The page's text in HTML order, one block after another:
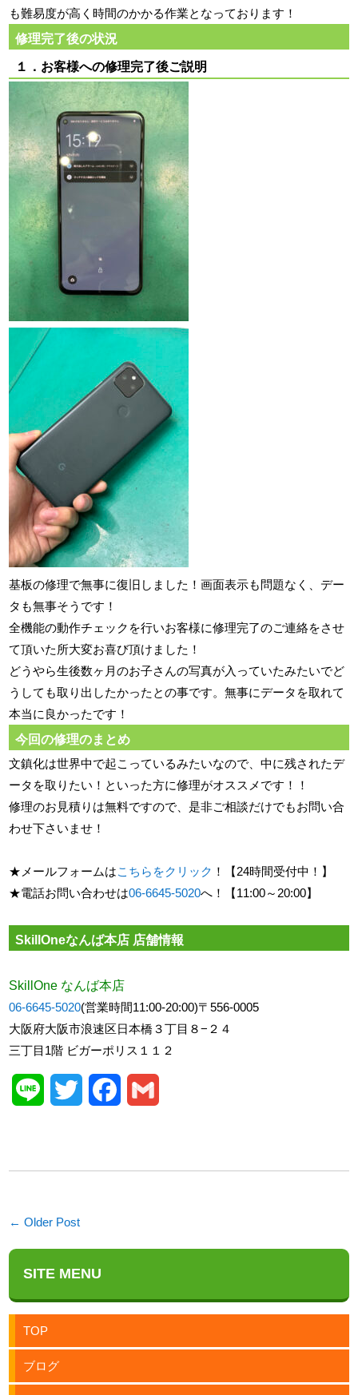
SITE MENU
TOP
ブログ
も難易度が高く時間のかかる作業となっております！
修理完了後の状況
１．お客様への修理完了後ご説明
基板の修理で無事に復旧しました！画面表示も問題なく、デー
タも無事そうです！
全機能の動作チェックを行いお客様に修理完了のご連絡をさせ
て頂いた所大変お喜び頂けました！
どうやら生後数ヶ月のお子さんの写真が入っていたみたいでど
うしても取り出したかったとの事です。無事にデータを取れて
本当に良かったです！
今回の修理のまとめ
文鎮化は世界中で起こっているみたいなので、中に残されたデ
ータを取りたい！といった方に修理がオススメです！！
修理のお見積りは無料ですので、是非ご相談だけでもお問い合
わせ下さいませ！
★メールフォームはこちらをクリック ！【24時間受付中！】
★電話お問い合わせは06-6645-5020へ！【11:00～20:00】
SkillOneなんば本店 店舗情報
SkillOne なんば本店
06-6645-5020(営業時間11:00-20:00)〒556-0005
大阪府大阪市浪速区日本橋３丁目８−２４
三丁目1階 ビガーポリス１１２
Line Twitter Facebook
← Older Post